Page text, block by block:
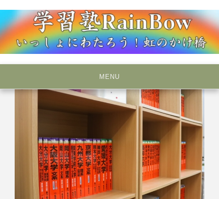
to
content
学習塾RainBow
MENU